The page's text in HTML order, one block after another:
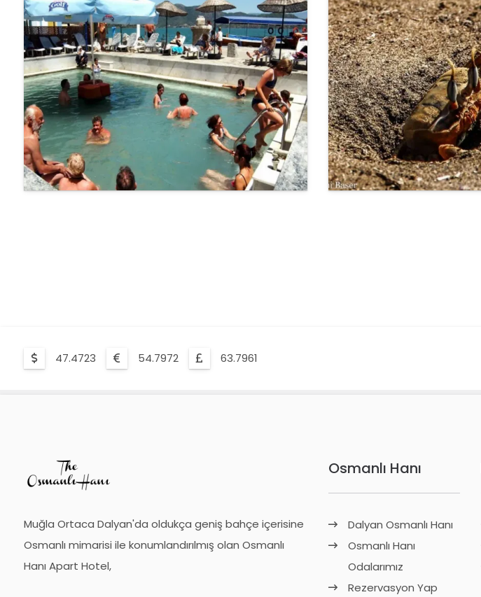
47.4723 54.7972 63.7961
Muğla Ortaca Dalyan'da oldukça geniş bahçe içerisine
Osmanlı mimarisi ile konumlandırılmış olan Osmanlı
Hanı Apart Hotel,
Osmanlı Hanı
Dalyan Osmanlı Hanı
Osmanlı Hanı
Odalarımız
Rezervasyon Yap